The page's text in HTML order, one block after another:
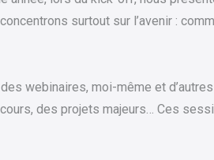
surtout sur l’avenir :
webinaires, moi-même et
des projets majeurs… Ces